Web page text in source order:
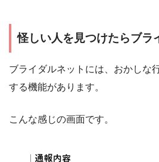
怪しい人を見つけたらブラ
ブライダルネットには、おかしな
する機能があります。
こんな感じの画面です。